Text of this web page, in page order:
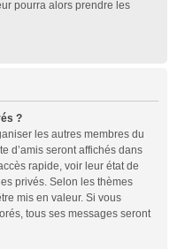
pourra alors prendre les
?
les autres membres du
d’amis seront affichés dans
rapide, voir leur état de
privés. Selon les thèmes
mis en valeur. Si vous
tous ses messages seront